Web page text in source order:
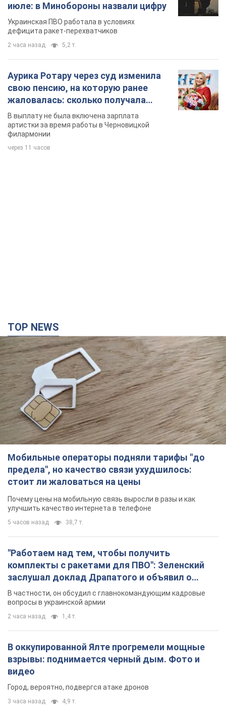
июле: в Минобороны назвали цифру
Украинская ПВО работала в условиях
дефицита ракет-перехватчиков
2 часа назад 5,2 т.
Аурика Ротару через суд изменила
свою пенсию, на которую ранее
жаловалась: сколько получала
певица
В выплату не была включена зарплата
артистки за время работы в Черновицкой
филармонии
через 11 часов
TOP NEWS
Мобильные операторы подняли тарифы "до
предела", но качество связи ухудшилось:
стоит ли жаловаться на цены
Почему цены на мобильную связь выросли в разы и как
улучшить качество интернета в телефоне
5 часов назад 38,7 т.
"Работаем над тем, чтобы получить
комплекты с ракетами для ПВО": Зеленский
заслушал доклад Драпатого и объявил о
новых мерах
В частности, он обсудил с главнокомандующим кадровые
вопросы в украинской армии
2 часа назад 1,4 т.
В оккупированной Ялте прогремели мощные
взрывы: поднимается черный дым. Фото и
видео
Город, вероятно, подвергся атаке дронов
3 часа назад 4,9 т.